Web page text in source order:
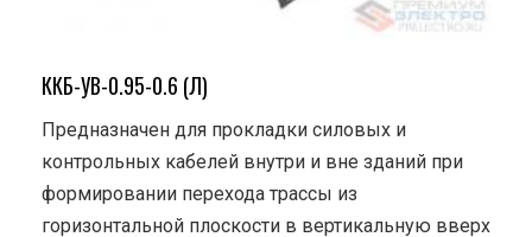
ККБ-УВ-0.95-0.6 (Л)
Предназначен для прокладки силовых и
контрольных кабелей внутри и вне зданий при
формировании перехода трассы из
горизонтальной плоскости в вертикальную вверх